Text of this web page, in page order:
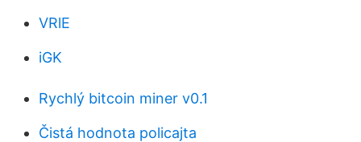
VRlE
iGK
Rychlý bitcoin miner v0.1
Čistá hodnota policajta